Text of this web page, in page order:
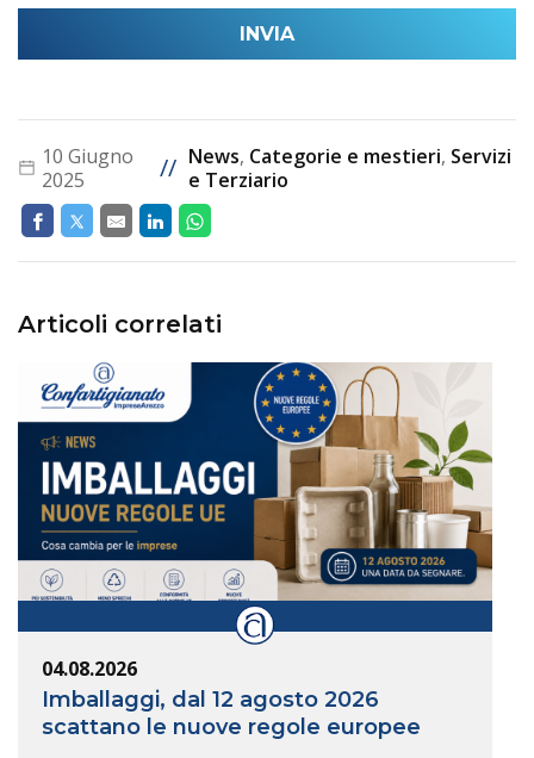
10 Giugno
2025
// News, Categorie e mestieri, Servizi
e Terziario
Articoli correlati
04.08.2026
Imballaggi, dal 12 agosto 2026
scattano le nuove regole europee